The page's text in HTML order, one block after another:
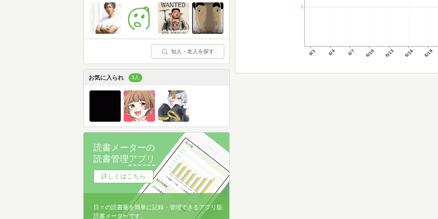
6/1 6/4 6/7 6/10 6/13 6/16 6/19
1
知人・友人を探す
お気に入られ 3人
読書メーターの
読書管理アプリ
詳しくはこちら
日々の読書量を簡単に記録・管理できるアプリ版
読書メーターです。